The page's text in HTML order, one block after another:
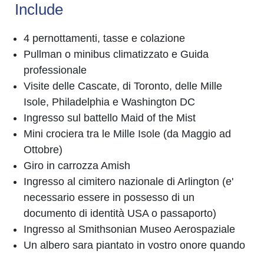
Include
4 pernottamenti, tasse e colazione
Pullman o minibus climatizzato e Guida
professionale
Visite delle Cascate, di Toronto, delle Mille
Isole, Philadelphia e Washington DC
Ingresso sul battello Maid of the Mist
Mini crociera tra le Mille Isole (da Maggio ad
Ottobre)
Giro in carrozza Amish
Ingresso al cimitero nazionale di Arlington (e'
necessario essere in possesso di un
documento di identità USA o passaporto)
Ingresso al Smithsonian Museo Aerospaziale
Un albero sara piantato in vostro onore quando